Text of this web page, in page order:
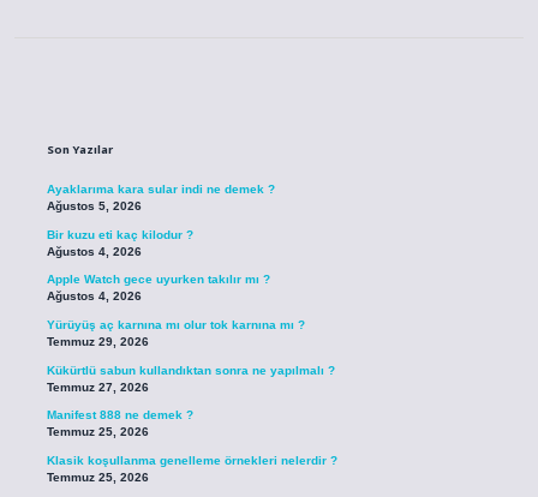
Son Yazılar
Ayaklarıma kara sular indi ne demek ?
Ağustos 5, 2026
Bir kuzu eti kaç kilodur ?
Ağustos 4, 2026
Apple Watch gece uyurken takılır mı ?
Ağustos 4, 2026
Yürüyüş aç karnına mı olur tok karnına mı ?
Temmuz 29, 2026
Kükürtlü sabun kullandıktan sonra ne yapılmalı ?
Temmuz 27, 2026
Manifest 888 ne demek ?
Temmuz 25, 2026
Klasik koşullanma genelleme örnekleri nelerdir ?
Temmuz 25, 2026